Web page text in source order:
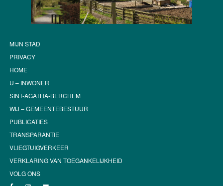
MIJN STAD
PRIVACY
HOME
U – INWONER
SINT-AGATHA-BERCHEM
WIJ – GEMEENTEBESTUUR
PUBLICATIES
TRANSPARANTIE
VLIEGTUIGVERKEER
VERKLARING VAN TOEGANKELIJKHEID
VOLG ONS